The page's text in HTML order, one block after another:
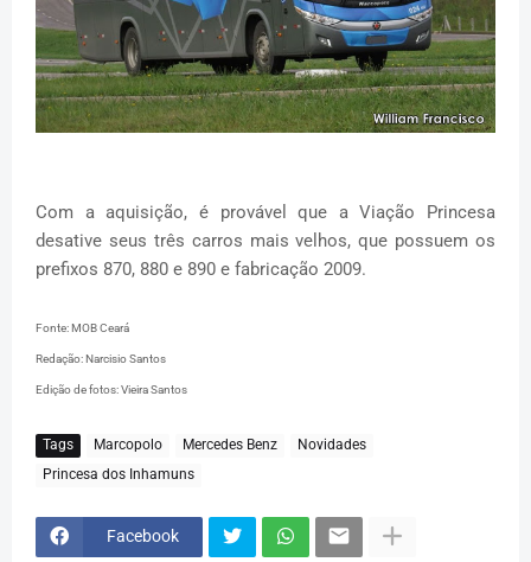
Com a aquisição, é provável que a Viação Princesa
desative seus três carros mais velhos, que possuem os
prefixos 870, 880 e 890 e fabricação 2009.
Fonte: MOB Ceará
Redação: Narcisio Santos
Edição de fotos: Vieira Santos
Tags Marcopolo Mercedes Benz
Novidades
Princesa dos Inhamuns
Facebook